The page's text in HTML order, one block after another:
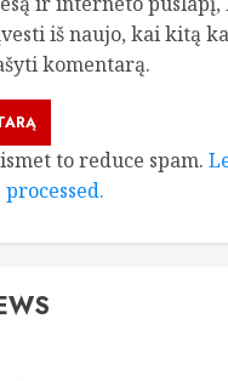
iš naujo, kai kitą
komentarą.
to reduce spam.